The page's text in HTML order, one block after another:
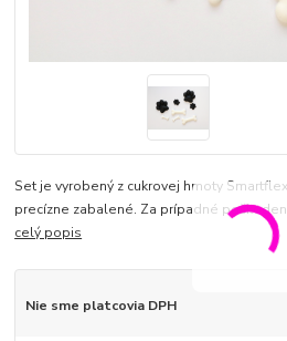
Set je vyrobený z cukrovej hmoty
precízne zabalené. Za prípadné
celý popis
Nie sme platcovia DPH